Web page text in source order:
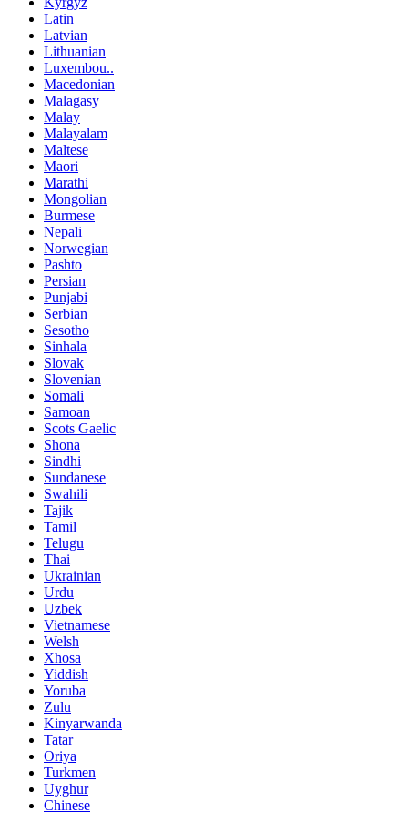
Latin
Latvian
Lithuanian
Luxembou..
Macedonian
Malagasy
Malay
Malayalam
Maltese
Maori
Marathi
Mongolian
Burmese
Nepali
Norwegian
Pashto
Persian
Punjabi
Serbian
Sesotho
Sinhala
Slovak
Slovenian
Somali
Samoan
Scots Gaelic
Shona
Sindhi
Sundanese
Swahili
Tajik
Tamil
Telugu
Thai
Ukrainian
Urdu
Uzbek
Vietnamese
Welsh
Xhosa
Yiddish
Yoruba
Zulu
Kinyarwanda
Tatar
Oriya
Turkmen
Uyghur
Chinese